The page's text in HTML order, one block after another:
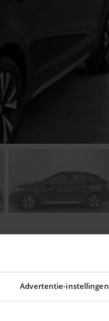
Advertentie-instellingen